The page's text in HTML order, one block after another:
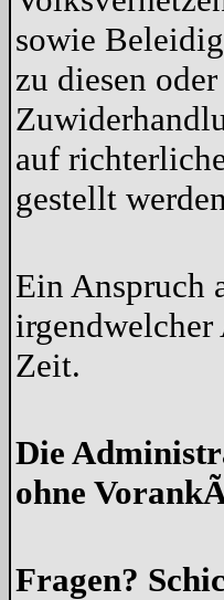
sowie
zu diesen
auf
gestellt
Ein Anspruch
irgendwelcher
Zeit.
Die
ohne
Fragen?